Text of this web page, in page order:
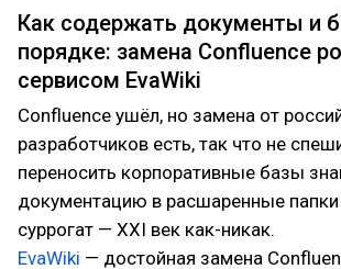
Как содержать документы и
порядке: замена Confluence
сервисом EvaWiki
Confluence ушёл, но замена от
разработчиков есть, так что не
переносить корпоративные базы
документацию в расшаренные папки
суррогат — XXI век как-никак.
EvaWiki — достойная замена